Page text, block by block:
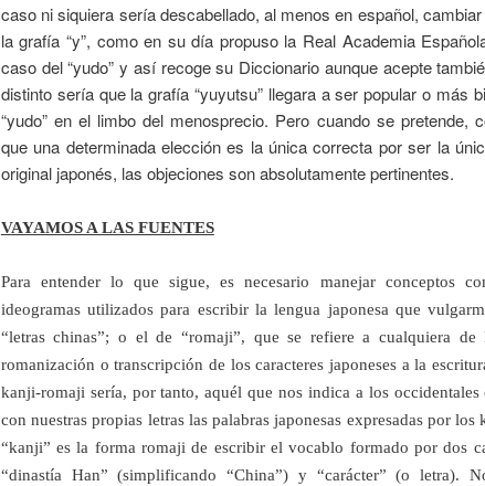
caso ni siquiera sería descabellado, al menos en español, cambiar
la grafía “y”, como en su día propuso la Real Academia
caso del “yudo” y así recoge su Diccionario aunque acepte
distinto sería que la grafía “yuyutsu” llegara a ser popular o más
“yudo” en el limbo del menosprecio. Pero cuando se pretende,
que una determinada elección es la única correcta por ser la
original japonés, las objeciones son absolutamente pertinentes.
VAYAMOS A LAS FUENTES
Para entender lo que sigue, es necesario manejar conceptos
ideogramas utilizados para escribir la lengua japonesa que
“letras chinas”; o el de “romaji”, que se refiere a cualquiera de
romanización o transcripción de los caracteres japoneses a la
kanji-romaji sería, por tanto, aquél que nos indica a los occidentales
con nuestras propias letras las palabras japonesas expresadas por
“kanji” es la forma romaji de escribir el vocablo formado por dos
“dinastía Han” (simplificando “China”) y “carácter” (o letra).